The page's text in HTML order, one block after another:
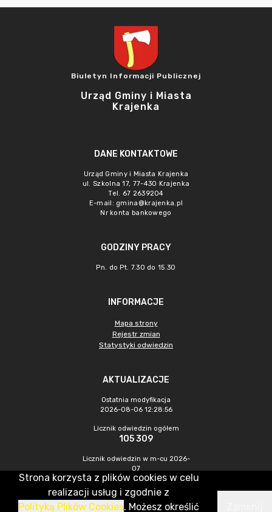
Biuletyn Informacji Publicznej
Urząd Gminy i Miasta
Krajenka
DANE KONTAKTOWE
Urząd Gminy i Miasta Krajenka
ul. Szkolna 17, 77-430 Krajenka
Tel. 67 2639204
E-mail: gmina@krajenka.pl
Nr konta bankowego
GODZINY PRACY
Pn. do Pt. 7.30 do 15.30
INFORMACJE
Mapa strony
Rejestr zmian
Statystyki odwiedzin
AKTUALIZACJE
Ostatnia modyfikacja
2026-08-06 12:28:56
Licznik odwiedzin ogółem
105 309
Licznik odwiedzin w m-cu 2026-
07
685
CMS & Hosting: Nefeni Sp. z o.o.
Strona korzysta z plików cookies w celu
realizacji usług i zgodnie z
Polityką Plików Cookies. Możesz określić